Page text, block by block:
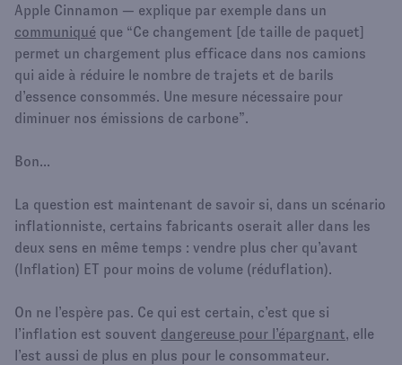
Apple Cinnamon — explique par exemple dans un
communiqué que “Ce changement [de taille de paquet]
permet un chargement plus efficace dans nos camions
qui aide à réduire le nombre de trajets et de barils
d’essence consommés. Une mesure nécessaire pour
diminuer nos émissions de carbone”.
Bon...
La question est maintenant de savoir si, dans un scénario
inflationniste, certains fabricants oserait aller dans les
deux sens en même temps : vendre plus cher qu’avant
(Inflation) ET pour moins de volume (réduflation).
On ne l’espère pas. Ce qui est certain, c’est que si
l’inflation est souvent dangereuse pour l’épargnant, elle
l’est aussi de plus en plus pour le consommateur.